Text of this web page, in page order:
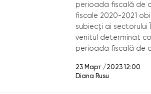
perioada fiscală de
fiscale 2020-2021
subiecți ai sectorului
venitul determinat
perioada fiscală de
23 Март /2023 12:00
Diana Rusu